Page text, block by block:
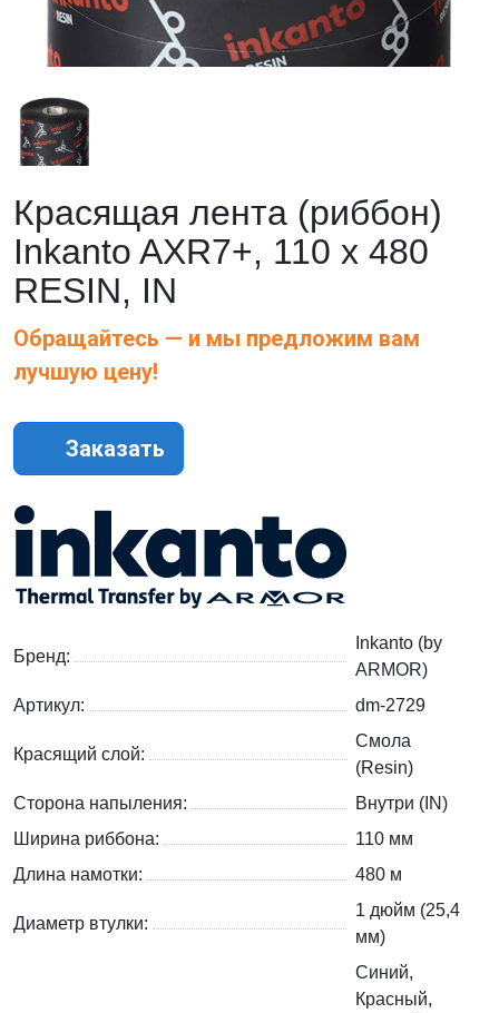
Красящая лента (риббон)
Inkanto AXR7+, 110 х 480
RESIN, IN
Обращайтесь — и мы предложим вам
лучшую цену!
Заказать
Бренд:
Inkanto (by
ARMOR)
Артикул:
dm-2729
Красящий слой:
Смола
(Resin)
Сторона напыления:
Внутри (IN)
Ширина риббона:
110 мм
Длина намотки:
480 м
Диаметр втулки:
1 дюйм (25,4
мм)
Синий,
Красный,